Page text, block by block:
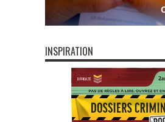
INSPIRATION